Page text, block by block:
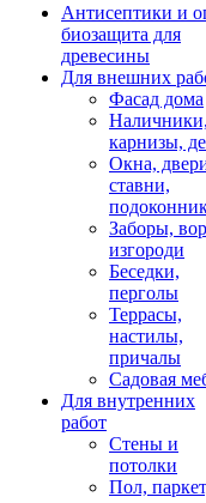
Антисептики и
биозащита для
древесины
Для внешних
Фасад дома
Наличники,
карнизы,
Окна,
ставни,
Заборы,
изгороди
Беседки,
перголы
Террасы,
настилы,
причалы
Садовая
Для внутренних
работ
Стены и
потолки
Пол,